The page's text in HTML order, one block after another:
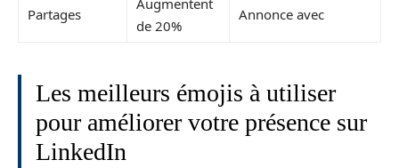
Partages
de 20%
Annonce avec
Les meilleurs émojis à utiliser
pour améliorer votre présence sur
LinkedIn